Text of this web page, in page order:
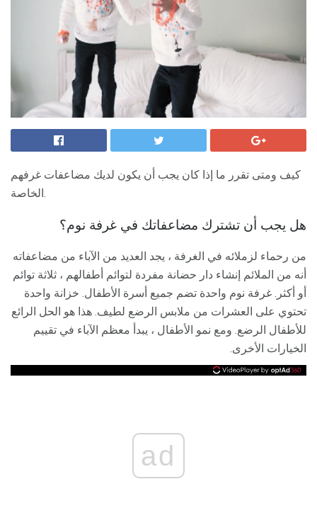
كيف ومتى تقرر ما إذا كان يجب أن يكون لديك مضاعفات غرفهم
الخاصة.
هل يجب أن تشترك مضاعفاتك في غرفة نوم؟
من رحماء لزملائه في الغرفة ، يجد العديد من الآباء من مضاعفاته
أنه من الملائم إنشاء دار حضانة مفردة لتوائم أطفالهم ، ثلاثة توائم
أو أكثر. غرفة نوم واحدة تضم جميع أسرة الأطفال. خزانة واحدة
تحتوي على العشرات من ملابس الرضع لطيف. هذا هو الحل الرائع
للأطفال الرضع. ومع نمو الأطفال ، يبدأ معظم الآباء في تقييم
الخيارات الأخرى.
ad